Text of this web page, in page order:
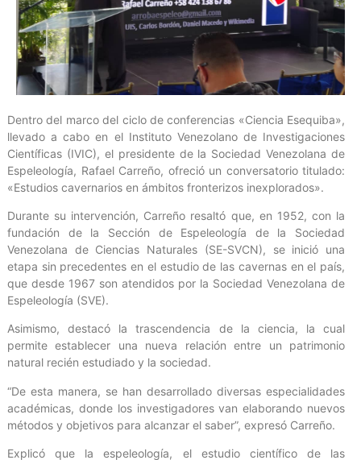
Dentro del marco del ciclo de conferencias «Ciencia Esequiba»,
llevado a cabo en el Instituto Venezolano de Investigaciones
Científicas (IVIC), el presidente de la Sociedad Venezolana de
Espeleología, Rafael Carreño, ofreció un conversatorio titulado:
«Estudios cavernarios en ámbitos fronterizos inexplorados».
Durante su intervención, Carreño resaltó que, en 1952, con la
fundación de la Sección de Espeleología de la Sociedad
Venezolana de Ciencias Naturales (SE-SVCN), se inició una
etapa sin precedentes en el estudio de las cavernas en el país,
que desde 1967 son atendidos por la Sociedad Venezolana de
Espeleología (SVE).
Asimismo, destacó la trascendencia de la ciencia, la cual
permite establecer una nueva relación entre un patrimonio
natural recién estudiado y la sociedad.
“De esta manera, se han desarrollado diversas especialidades
académicas, donde los investigadores van elaborando nuevos
métodos y objetivos para alcanzar el saber”, expresó Carreño.
Explicó que la espeleología, el estudio científico de las